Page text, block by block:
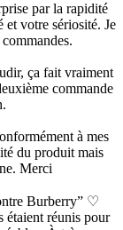
par la rapidité
votre sériosité. Je
ça fait vraiment
commande
à mes
du produit mais
Merci
Burberry” ♡
réunis pour